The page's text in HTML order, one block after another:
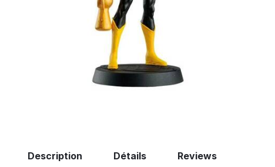
Description Détails Reviews